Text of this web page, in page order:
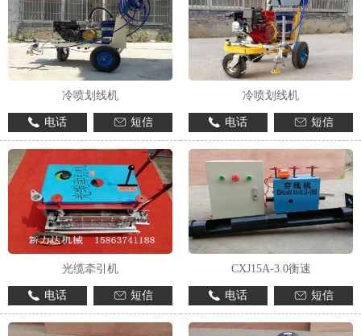
冷喷划线机
电话 短信
冷喷划线机
电话 短信
光缆牵引机
电话 短信
CXJ15A-3.0衡速
电话 短信